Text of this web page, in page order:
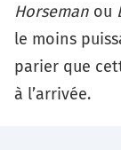
Horseman ou
le moins
parier que
à l’arrivée.